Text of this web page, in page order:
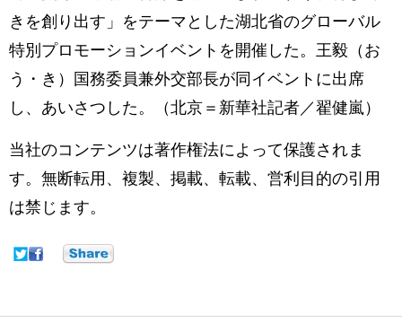
きを創り出す」をテーマとした湖北省のグローバル
特別プロモーションイベントを開催した。王毅（お
う・き）国務委員兼外交部長が同イベントに出席
し、あいさつした。（北京＝新華社記者／翟健嵐）
当社のコンテンツは著作権法によって保護されま
す。無断転用、複製、掲載、転載、営利目的の引用
は禁じます。